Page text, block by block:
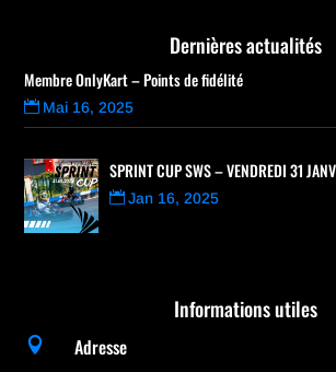
Dernières actualités
Membre OnlyKart – Points de fidélité
Mai 16, 2025
SPRINT CUP SWS – VENDREDI 31
Jan 16, 2025
Informations utiles
 Adresse